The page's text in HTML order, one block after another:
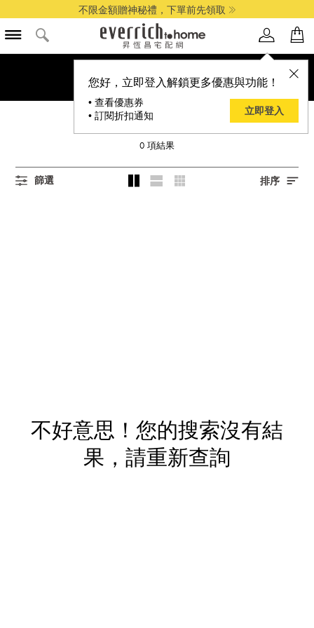
不限金額贈神秘禮，下單前先領取
您好，立即登入解鎖更多優惠與功能！
• 查看優惠券
• 訂閱折扣通知
立即登入
ROSEBANK
0 項結果
篩選 排序
不好意思！您的搜索沒有結
果，請重新查詢